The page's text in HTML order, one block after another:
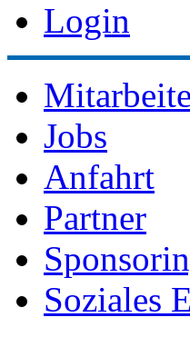
Login
Jobs
Anfahrt
Partner
Soziales